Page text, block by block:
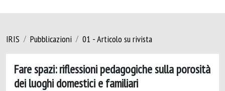
IRIS Pubblicazioni 01 - Articolo su rivista
Fare spazi: riflessioni pedagogiche sulla porosità
dei luoghi domestici e familiari